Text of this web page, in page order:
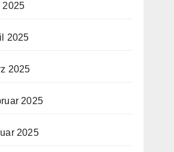
2025
2025
2025
2025
2025